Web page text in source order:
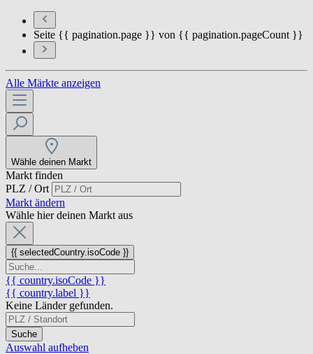
Seite {{ pagination.page }} von {{ pagination.pageCount }}
Alle Märkte anzeigen
Wähle deinen Markt
Markt finden
PLZ / Ort
Markt ändern
Wähle hier deinen Markt aus
{{ selectedCountry.isoCode }}
{{ country.isoCode }}
{{ country.label }}
Keine Länder gefunden.
Suche
Auswahl aufheben